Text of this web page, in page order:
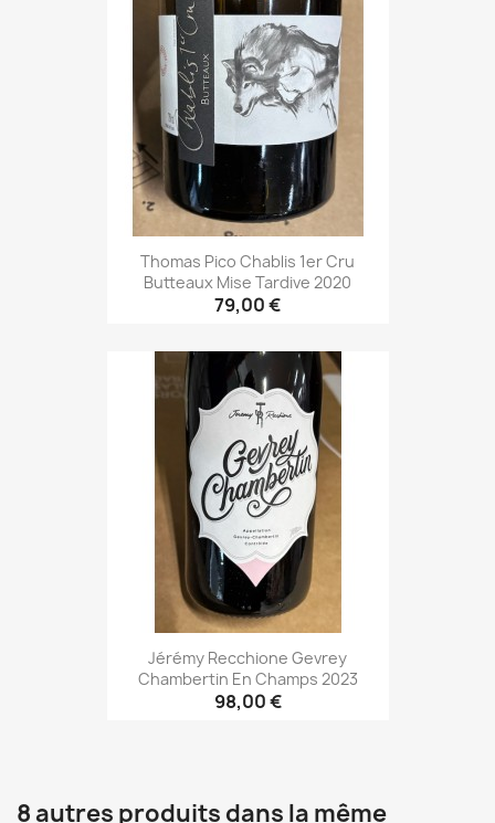
Thomas Pico Chablis 1er Cru
Butteaux Mise Tardive 2020
79,00 €
Jérémy Recchione Gevrey
Chambertin En Champs 2023
98,00 €
8 autres produits dans la même